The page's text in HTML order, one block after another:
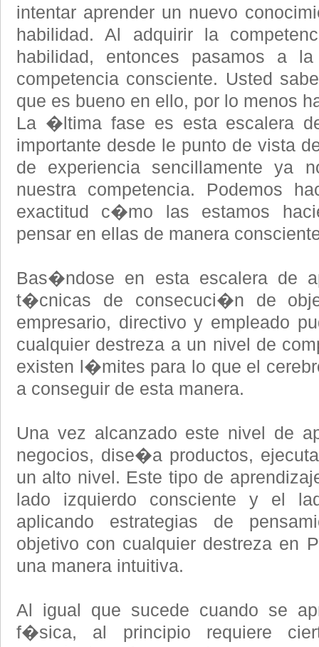
intentar aprender un nuevo
habilidad. Al adquirir la
habilidad, entonces pasamos a
competencia consciente. Usted
que es bueno en ello, por lo menos
La �ltima fase es esta escalera
importante desde le punto de vista
de experiencia sencillamente ya
nuestra competencia. Podemos
exactitud c�mo las estamos
pensar en ellas de manera
Bas�ndose en esta escalera de
t�cnicas de consecuci�n de
empresario, directivo y empleado
cualquier destreza a un nivel de
existen l�mites para lo que el
a conseguir de esta manera.
Una vez alcanzado este nivel de
negocios, dise�a productos,
un alto nivel. Este tipo de
lado izquierdo consciente y el
aplicando estrategias de
objetivo con cualquier destreza en
una manera intuitiva.
Al igual que sucede cuando se
f�sica, al principio requiere